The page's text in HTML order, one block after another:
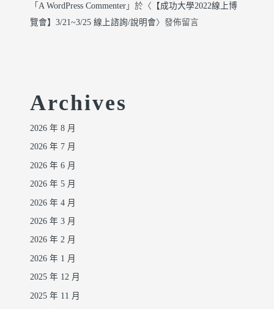
「 A WordPress Commenter」於〈 【成功大學2022線上博
覽會】3/21~3/25 線上諮詢/說明會〉發佈留言
Archives
2026 年 8 月
2026 年 7 月
2026 年 6 月
2026 年 5 月
2026 年 4 月
2026 年 3 月
2026 年 2 月
2026 年 1 月
2025 年 12 月
2025 年 11 月